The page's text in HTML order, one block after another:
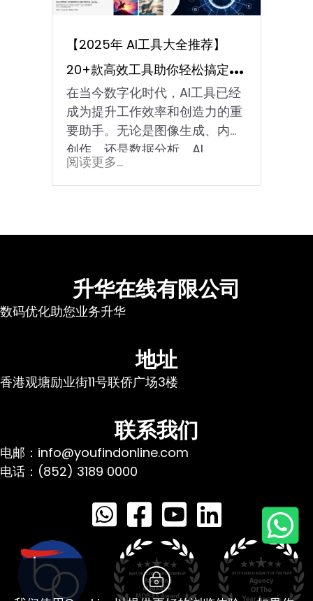
【2025年 AI工具大全推荐】
20+款高效工具助你轻松搞定图
像生成、内容创作与数据分析！
在当今数字化时代，AI工具已经
成为提升工作效率和创造力的重
要助手。无论是图像生成、内容
创作，还是数据分析，AI…
阅读更多...
升华在线有限公司
数码优化助您业务升华
地址
香港观塘励业街11号联侨广场3楼
联系我们
电邮：info@youfindonline.com
电话：(852) 3189 0000